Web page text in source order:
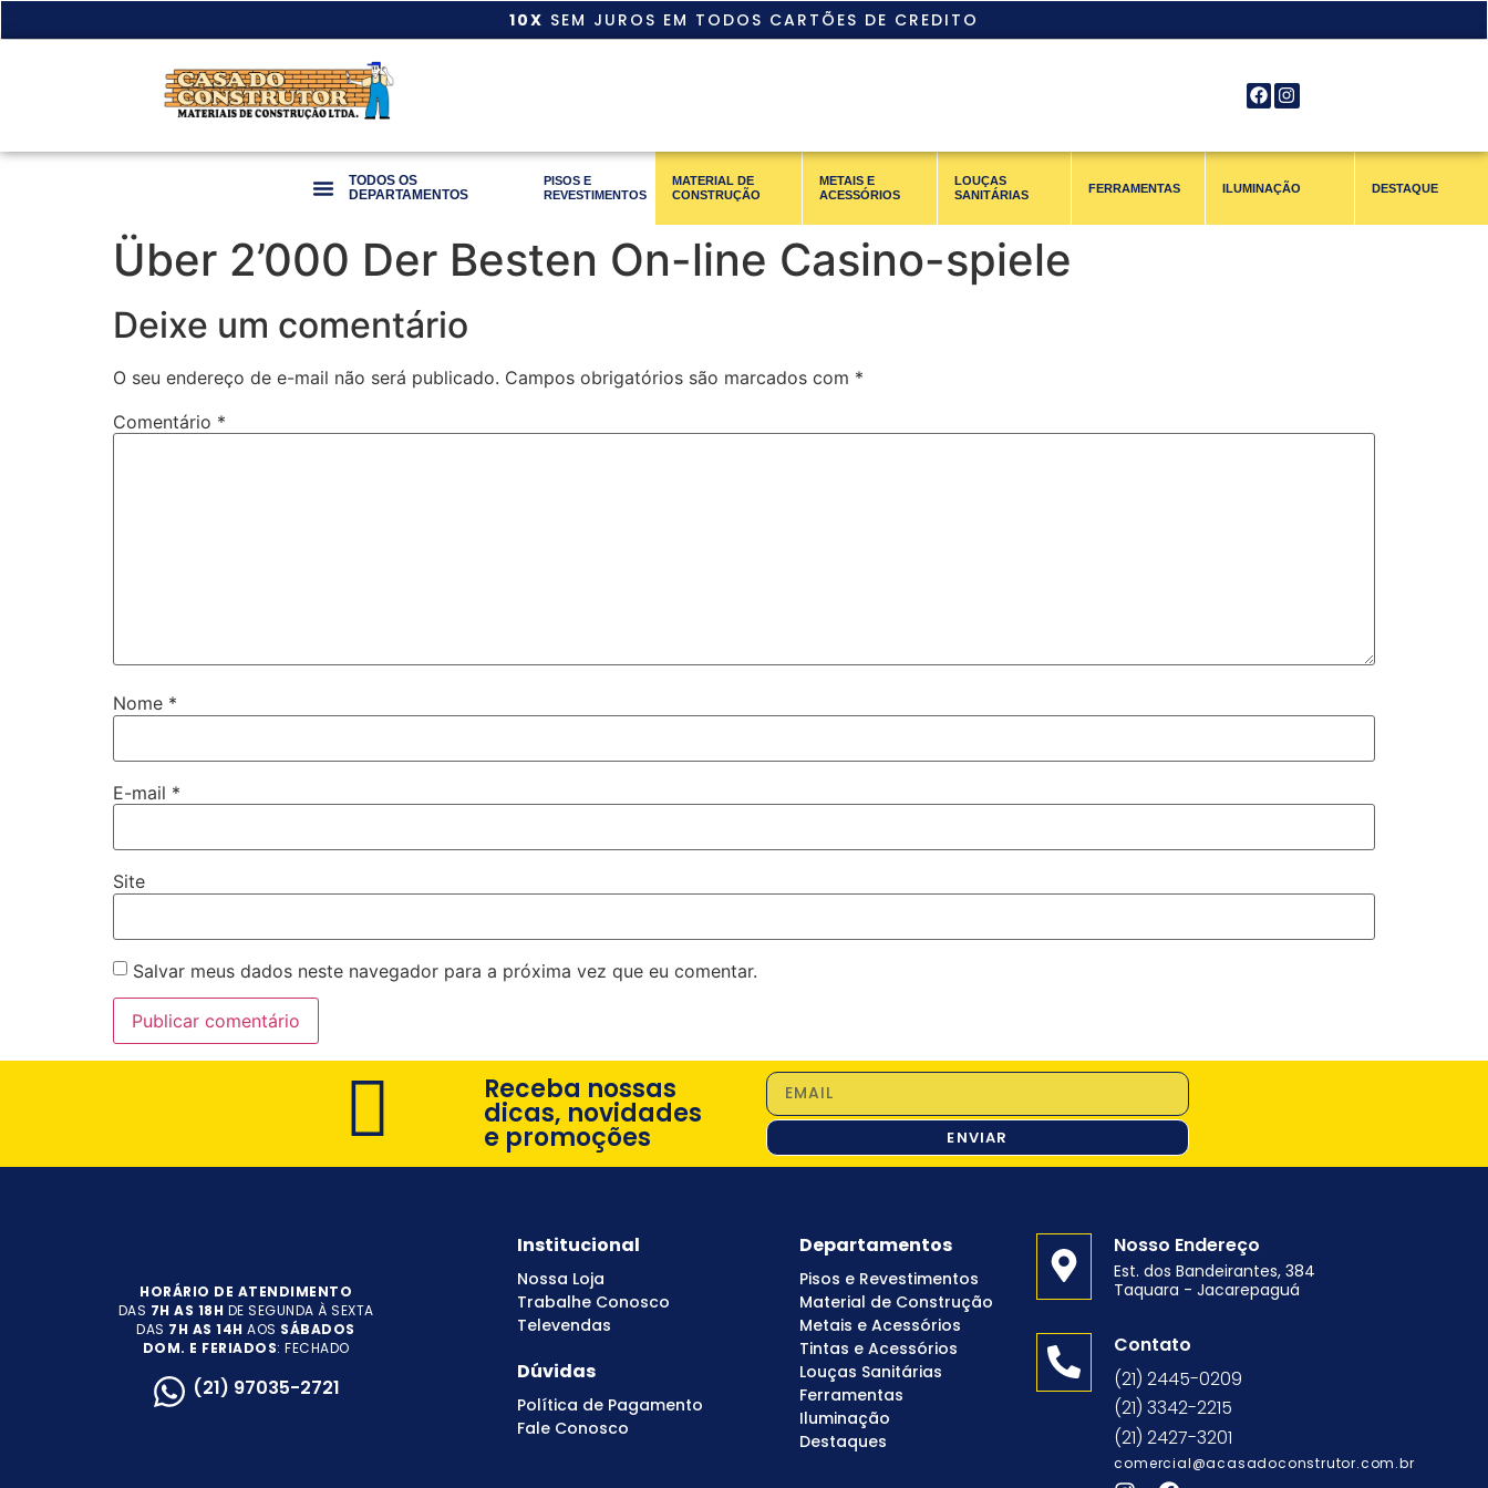
10X SEM JUROS EM TODOS CARTÕES DE CREDITO
TODOS OS
DEPARTAMENTOS
PISOS E
REVESTIMENTOS
MATERIAL DE
CONSTRUÇÃO
METAIS E
ACESSÓRIOS
LOUÇAS
SANITÁRIAS
FERRAMENTAS ILUMINAÇÃO DESTAQUE
Über 2’000 Der Besten On-line Casino-spiele
Deixe um comentário
O seu endereço de e-mail não será publicado. Campos obrigatórios são marcados com *
Comentário *
Nome *
E-mail *
Site
Salvar meus dados neste navegador para a próxima vez que eu comentar.
Receba nossas
dicas, novidades
e promoções ENVIAR
HORÁRIO DE ATENDIMENTO
DAS 7H AS 18H DE SEGUNDA À SEXTA
DAS 7H AS 14H AOS SÁBADOS
DOM. E FERIADOS: FECHADO
(21) 97035-2721
Institucional
Nossa Loja
Trabalhe Conosco
Televendas
Dúvidas
Política de Pagamento
Fale Conosco
Departamentos
Pisos e Revestimentos
Material de Construção
Metais e Acessórios
Tintas e Acessórios
Louças Sanitárias
Ferramentas
Iluminação
Destaques
Nosso Endereço
Est. dos Bandeirantes, 384
Taquara - Jacarepaguá
Contato
(21) 2445-0209
(21) 3342-2215
(21) 2427-3201
comercial@acasadoconstrutor.com.br